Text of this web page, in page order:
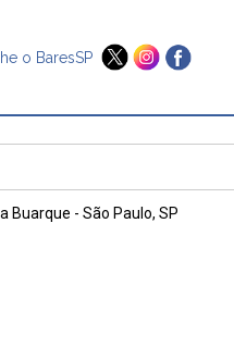
o BaresSP
Buarque - São Paulo, SP